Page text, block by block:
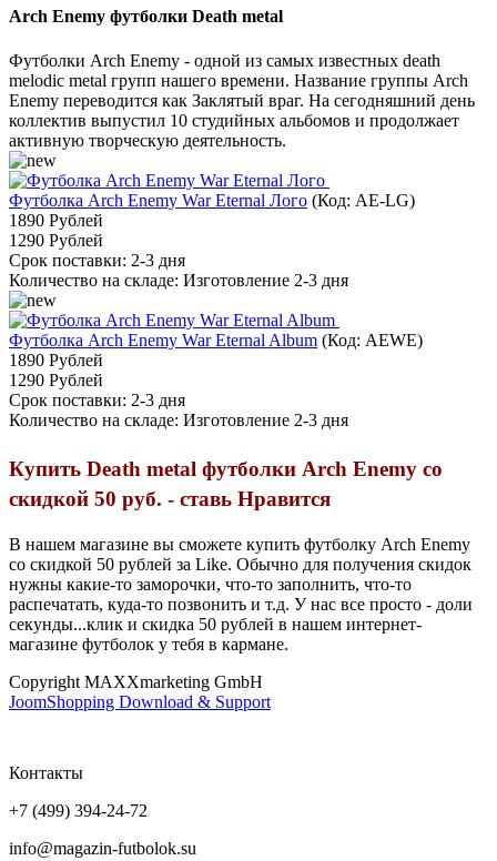
Arch Enemy футболки Death metal
Футболки Arch Enemy - одной из самых известных death
melodic metal групп нашего времени. Название группы Arch
Enemy переводится как Заклятый враг. На сегодняшний день
коллектив выпустил 10 студийных альбомов и продолжает
активную творческую деятельность.
Футболка Arch Enemy War Eternal Лого (Код: AE-LG)
1890 Рублей
1290 Рублей
Срок поставки: 2-3 дня
Количество на складе: Изготовление 2-3 дня
Футболка Arch Enemy War Eternal Album (Код: AEWE)
1890 Рублей
1290 Рублей
Срок поставки: 2-3 дня
Количество на складе: Изготовление 2-3 дня
Купить Death metal футболки Arch Enemy со
скидкой 50 руб. - ставь Нравится
В нашем магазине вы сможете купить футболку Arch Enemy
со скидкой 50 рублей за Like. Обычно для получения скидок
нужны какие-то заморочки, что-то заполнить, что-то
распечатать, куда-то позвонить и т.д. У нас все просто - доли
секунды...клик и скидка 50 рублей в нашем интернет-
магазине футболок у тебя в кармане.
Copyright MAXXmarketing GmbH
JoomShopping Download & Support
Контакты
+7 (499) 394-24-72
info@magazin-futbolok.su